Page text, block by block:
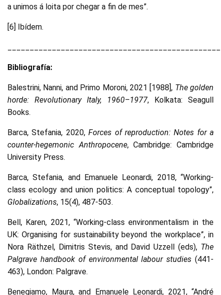
a unimos á loita por chegar a fin de mes”.
[6] Ibídem.
Bibliografía:
Balestrini, Nanni, and Primo Moroni, 2021 [1988], The golden
horde: Revolutionary Italy, 1960–1977, Kolkata: Seagull
Books.
Barca, Stefania, 2020,Forces of reproduction: Notes for a
counter-hegemonic Anthropocene, Cambridge: Cambridge
University Press.
Barca, Stefania, and Emanuele Leonardi, 2018, “Working-
class ecology and union politics: A conceptual topology”,
Globalizations, 15(4), 487-503.
Bell, Karen, 2021, “Working-class environmentalism in the
UK: Organising for sustainability beyond the workplace”, in
Nora Räthzel, Dimitris Stevis, and David Uzzell (eds), The
Palgrave handbook of environmental labour studies (441-
463), London: Palgrave.
Benegiamo, Maura, and Emanuele Leonardi, 2021, “André